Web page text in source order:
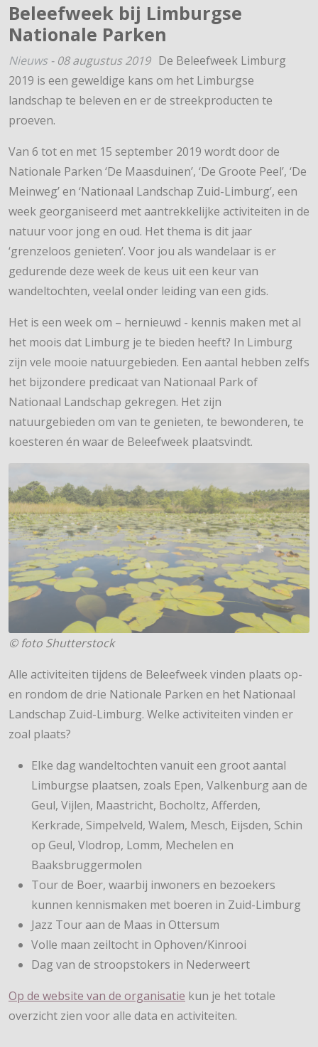
Beleefweek bij Limburgse
Nationale Parken
Nieuws - 08 augustus 2019 De Beleefweek Limburg
2019 is een geweldige kans om het Limburgse
landschap te beleven en er de streekproducten te
proeven.
Van 6 tot en met 15 september 2019 wordt door de
Nationale Parken ‘De Maasduinen’, ‘De Groote Peel’, ‘De
Meinweg’ en ‘Nationaal Landschap Zuid-Limburg’, een
week georganiseerd met aantrekkelijke activiteiten in de
natuur voor jong en oud. Het thema is dit jaar
‘grenzeloos genieten’. Voor jou als wandelaar is er
gedurende deze week de keus uit een keur van
wandeltochten, veelal onder leiding van een gids.
Het is een week om – hernieuwd - kennis maken met al
het moois dat Limburg je te bieden heeft? In Limburg
zijn vele mooie natuurgebieden. Een aantal hebben zelfs
het bijzondere predicaat van Nationaal Park of
Nationaal Landschap gekregen. Het zijn
natuurgebieden om van te genieten, te bewonderen, te
koesteren én waar de Beleefweek plaatsvindt.
© foto Shutterstock
Alle activiteiten tijdens de Beleefweek vinden plaats op-
en rondom de drie Nationale Parken en het Nationaal
Landschap Zuid-Limburg. Welke activiteiten vinden er
zoal plaats?
Elke dag wandeltochten vanuit een groot aantal
Limburgse plaatsen, zoals Epen, Valkenburg aan de
Geul, Vijlen, Maastricht, Bocholtz, Afferden,
Kerkrade, Simpelveld, Walem, Mesch, Eijsden, Schin
op Geul, Vlodrop, Lomm, Mechelen en
Baaksbruggermolen
Tour de Boer, waarbij inwoners en bezoekers
kunnen kennismaken met boeren in Zuid-Limburg
Jazz Tour aan de Maas in Ottersum
Volle maan zeiltocht in Ophoven/Kinrooi
Dag van de stroopstokers in Nederweert
Op de website van de organisatie kun je het totale
overzicht zien voor alle data en activiteiten.